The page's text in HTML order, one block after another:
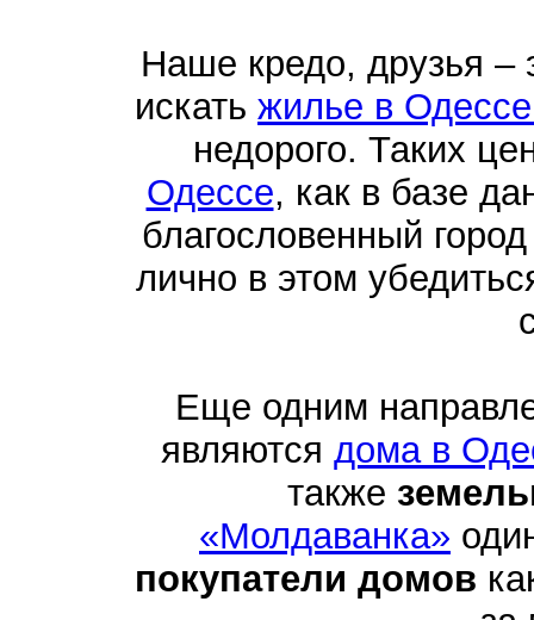
Наше кредо, друзья –
искать жилье в
недорого. Таких
Одессе, как в базе
благословенный
лично в этом
Еще одним
являются дома в
также
«Молдаванка»
покупатели домов